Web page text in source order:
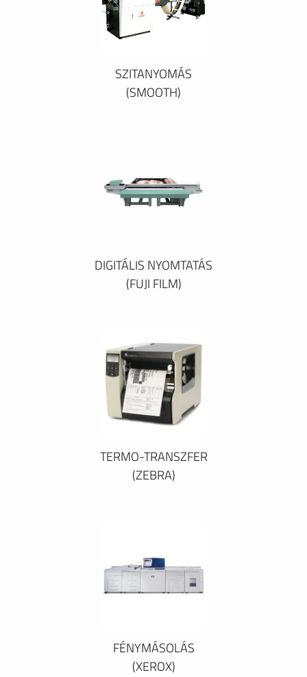
SZITANYOMÁS
(SMOOTH)
DIGITÁLIS NYOMTATÁS
(FUJI FILM)
TERMO-TRANSZFER
(ZEBRA)
FÉNYMÁSOLÁS
(XEROX)